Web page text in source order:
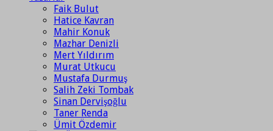
Faik Bulut
Hatice Kavran
Mahir Konuk
Mazhar Denizli
Mert Yıldırım
Murat Utkucu
Mustafa Durmuş
Salih Zeki Tombak
Sinan Dervişoğlu
Taner Renda
Ümit Özdemir